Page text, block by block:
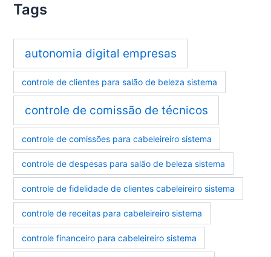
Tags
autonomia digital empresas
controle de clientes para salão de beleza sistema
controle de comissão de técnicos
controle de comissões para cabeleireiro sistema
controle de despesas para salão de beleza sistema
controle de fidelidade de clientes cabeleireiro sistema
controle de receitas para cabeleireiro sistema
controle financeiro para cabeleireiro sistema